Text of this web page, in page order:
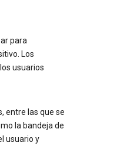
para
Los
usuarios
entre las que se
la bandeja de
usuario y